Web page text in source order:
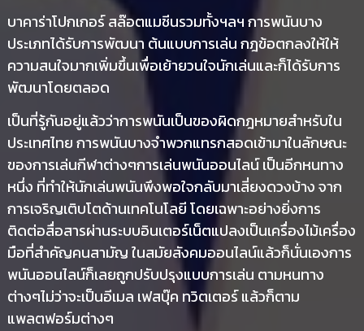
บาคาร่าโปกเกอร์ สล๊อตแมชีนรวมทั้งฯลฯ การพนันบาง
ประเภทได้รับการพัฒนา ต้นแบบการเล่น กฎข้อตกลงให้ให้
ความสนใจมากเพิ่มขึ้นเพื่อเย้ายวนใจนักเล่นและก็ได้รับการ
พัฒนาโดยตลอด
เป็นที่รู้กันอยู่แล้วว่าการพนันเป็นของผิดกฎหมายสำหรับใน
ประเทศไทย การพนันบางจำพวกแทรกสอดเข้ามาในลักษณะ
ของการเล่นกีฬาต่างๆการเล่นพนันออนไลน์ เป็นอีกหนทาง
หนึ่ง ที่ทำให้นักเล่นพนันพึงพอใจกลับมาเสี่ยงดวงบ้าง จาก
การเจริญเติบโตด้านเทคโนโลยี โดยเฉพาะอย่างยิ่งการ
ติดต่อสื่อสารผ่านระบบอินเตอร์เน็ตแปลงเป็นเครื่องไม้เครื่อง
มือที่สำคัญคนสามัญ ในสมัยสังคมออนไลน์แล้วก็นั่นเองการ
พนันออนไลน์ก็เลยถูกปรับปรุงแบบการเล่น ตามหนทาง
ต่างๆไม่ว่าจะเป็นอีเมล เฟสบุ๊ค ทวิตเตอร์ แล้วก็ตาม
แพลตฟอร์มต่างๆ